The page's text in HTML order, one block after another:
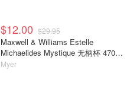
$12.00 $29.95
Maxwell & Williams Estelle
Michaelides Mystique 无柄杯 470ml
2只 紫色
Myer